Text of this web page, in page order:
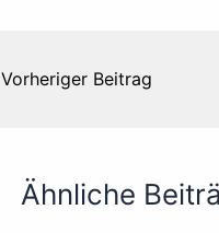
Vorheriger Beitrag
Ähnliche